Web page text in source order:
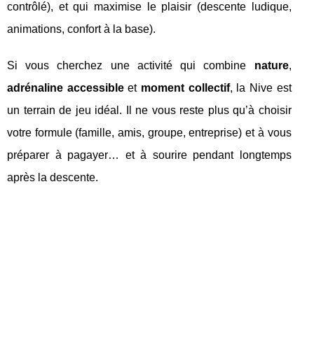
contrôlé), et qui maximise le plaisir (descente ludique,
animations, confort à la base).
Si vous cherchez une activité qui combine nature,
adrénaline accessibleet moment collectif, la Nive est
un terrain de jeu idéal. Il ne vous reste plus qu’à choisir
votre formule (famille, amis, groupe, entreprise) et à vous
préparer à pagayer… et à sourire pendant longtemps
après la descente.